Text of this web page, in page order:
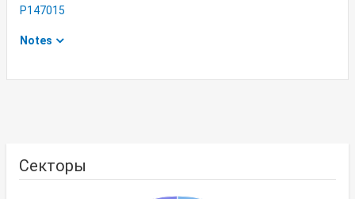
P147015
Notes
Секторы